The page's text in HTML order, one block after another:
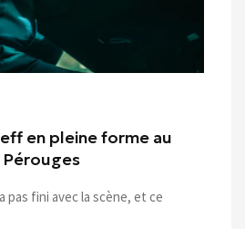
en pleine forme au
pas fini avec la scène, et ce